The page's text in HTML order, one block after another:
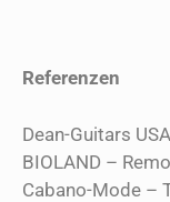
Referenzen
Dean-Guitars
BIOLAND –
Cabano-Mode –